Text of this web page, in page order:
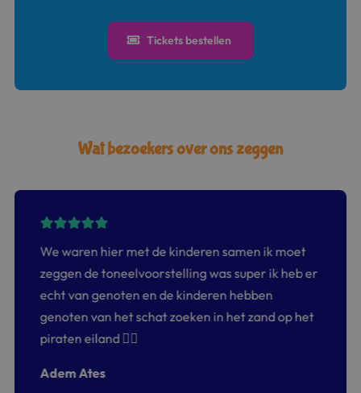
Tickets bestellen
Wat bezoekers over ons zeggen
We waren hier met de kinderen samen ik moet
zeggen de toneelvoorstelling was super ik heb er
echt van genoten en de kinderen hebben
genoten van het schat zoeken in het zand op het
piraten eiland 👍🏻
Adem Ates